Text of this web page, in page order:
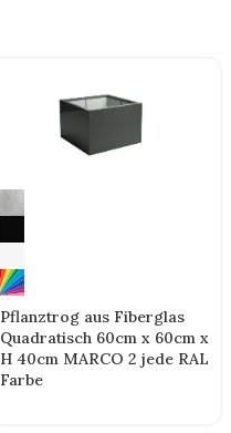
Pflanztrog aus Fiberglas
Quadratisch 60cm x 60cm x
H 40cm MARCO 2 jede RAL
Farbe